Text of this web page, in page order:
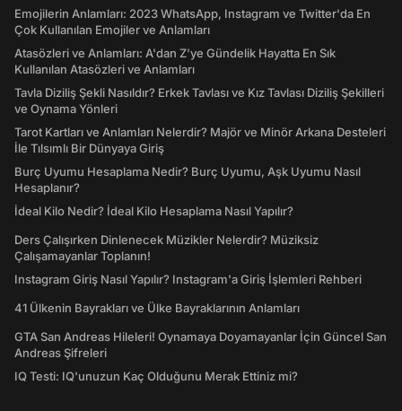
Emojilerin Anlamları: 2023 WhatsApp, Instagram ve Twitter'da En
Çok Kullanılan Emojiler ve Anlamları
Atasözleri ve Anlamları: A'dan Z'ye Gündelik Hayatta En Sık
Kullanılan Atasözleri ve Anlamları
Tavla Diziliş Şekli Nasıldır? Erkek Tavlası ve Kız Tavlası Diziliş Şekilleri
ve Oynama Yönleri
Tarot Kartları ve Anlamları Nelerdir? Majör ve Minör Arkana Desteleri
İle Tılsımlı Bir Dünyaya Giriş
Burç Uyumu Hesaplama Nedir? Burç Uyumu, Aşk Uyumu Nasıl
Hesaplanır?
İdeal Kilo Nedir? İdeal Kilo Hesaplama Nasıl Yapılır?
Ders Çalışırken Dinlenecek Müzikler Nelerdir? Müziksiz
Çalışamayanlar Toplanın!
Instagram Giriş Nasıl Yapılır? Instagram'a Giriş İşlemleri Rehberi
41 Ülkenin Bayrakları ve Ülke Bayraklarının Anlamları
GTA San Andreas Hileleri! Oynamaya Doyamayanlar İçin Güncel San
Andreas Şifreleri
IQ Testi: IQ'unuzun Kaç Olduğunu Merak Ettiniz mi?